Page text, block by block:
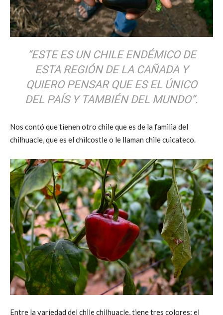
“ESTE ES UN CHILE ENDÉMICO DE
ESTA REGIÓN DE LA CAÑADA Y
QUIERO PENSAR QUE ES EL ÚNICO
DEL PAÍS Y TAMBIÉN DEL MUNDO”.
Nos contó que tienen otro chile que es de la familia del
chilhuacle, que es el chilcostle o le llaman chile cuicateco.
Entre la variedad del chile chilhuacle, tiene tres colores: el